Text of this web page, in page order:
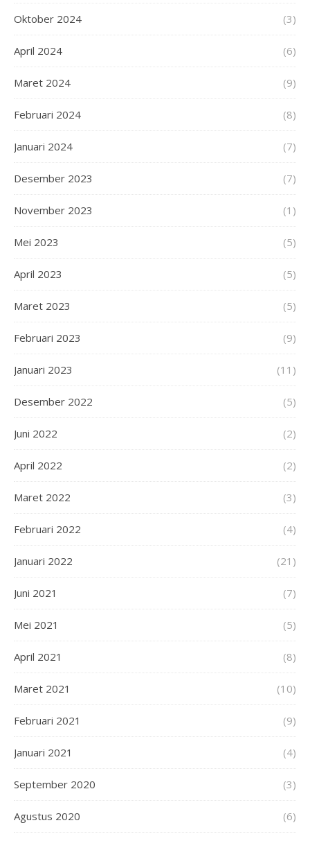
Oktober 2024 (3)
April 2024 (6)
Maret 2024 (9)
Februari 2024 (8)
Januari 2024 (7)
Desember 2023 (7)
November 2023 (1)
Mei 2023 (5)
April 2023 (5)
Maret 2023 (5)
Februari 2023 (9)
Januari 2023 (11)
Desember 2022 (5)
Juni 2022 (2)
April 2022 (2)
Maret 2022 (3)
Februari 2022 (4)
Januari 2022 (21)
Juni 2021 (7)
Mei 2021 (5)
April 2021 (8)
Maret 2021 (10)
Februari 2021 (9)
Januari 2021 (4)
September 2020 (3)
Agustus 2020 (6)